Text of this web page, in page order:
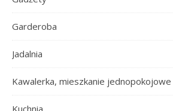
Garderoba
Jadalnia
Kawalerka, mieszkanie jednopokojowe
Kuchnia